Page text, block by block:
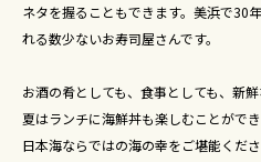
ネタを握ることもできます。美浜で30
れる数少ないお寿司屋さんです。
お酒の肴としても、食事としても、新
夏はランチに海鮮丼も楽しむことができ
日本海ならではの海の幸をご堪能くださ